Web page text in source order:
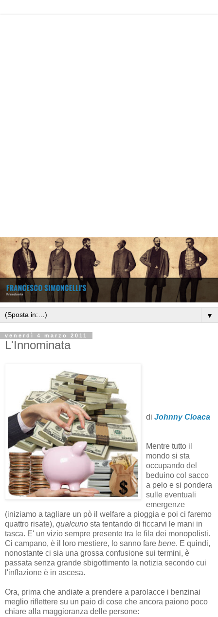
▼
venerdì 4 marzo 2011
L'Innominata
di Johnny Cloaca
Mentre tutto il
mondo si sta
occupando del
beduino col sacco
a pelo e si pondera
sulle eventuali
emergenze
(iniziamo a tagliare un pò il welfare a pioggia e poi ci faremo
quattro risate), qualcuno sta tentando di ficcarvi le mani in
tasca. E' un vizio sempre presente tra le fila dei monopolisti.
Ci campano, è il loro mestiere, lo sanno fare bene. E quindi,
nonostante ci sia una grossa confusione sui termini, è
passata senza grande sbigottimento la notizia secondo cui
l'inflazione è in ascesa.
Ora, prima che andiate a prendere a parolacce i benzinai
meglio riflettere su un paio di cose che ancora paiono poco
chiare alla maggioranza delle persone: